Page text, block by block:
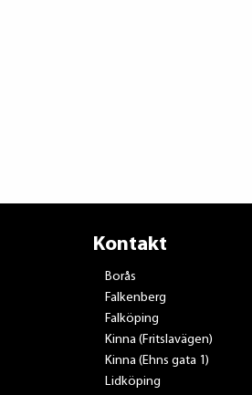
Kontakt
Borås
Falkenberg
Falköping
Kinna (Fritslavägen)
Kinna (Ehns gata 1)
Lidköping